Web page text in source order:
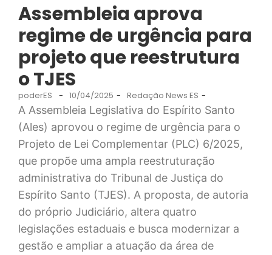
Assembleia aprova
regime de urgência para
projeto que reestrutura
o TJES
poderES - 10/04/2025 - Redação News ES -
A Assembleia Legislativa do Espírito Santo
(Ales) aprovou o regime de urgência para o
Projeto de Lei Complementar (PLC) 6/2025,
que propõe uma ampla reestruturação
administrativa do Tribunal de Justiça do
Espírito Santo (TJES). A proposta, de autoria
do próprio Judiciário, altera quatro
legislações estaduais e busca modernizar a
gestão e ampliar a atuação da área de